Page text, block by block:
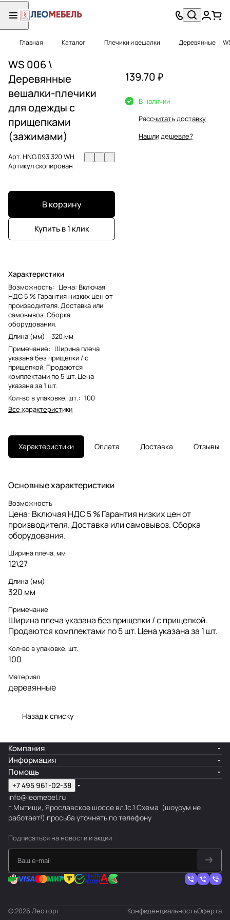
Главная Каталог Плечики и вешалки Деревянные
WS 006 \
Деревянные
вешалки-плечики
для одежды с
прищепками
(зажимами)
Арт.HNG.093.320.WH
Артикул скопирован
В корзину
Купить в 1 клик
Характеристики
Возможность: Цена: Включая
НДС 5 % Гарантия низких цен от
производителя. Доставка или
самовывоз. Сборка
оборудования.
Длина (мм) : 320 мм
Примечание: Ширина плеча
указана без прищепки / с
прищепкой. Продаются
комплектами по 5 шт. Цена
указана за 1 шт.
Кол-во в упаковке, шт.: 100
Все характеристики
139.70 ₽
В наличии
Рассчитать доставку
Нашли дешевле?
Характеристики Оплата Доставка Отзывы
Основные характеристики
Возможность
Цена: Включая НДС 5 % Гарантия низких цен от
производителя. Доставка или самовывоз. Сборка
оборудования.
Ширина плеча, мм
12\27
Длина (мм)
320 мм
Примечание
Ширина плеча указана без прищепки / с прищепкой.
Продаются комплектами по 5 шт. Цена указана за 1 шт.
Кол-во в упаковке, шт.
100
Материал
деревянные
Назад к списку
Компания
Информация
Помощь
+7 495 961-02-38
info@leomebel.ru
г.Мытищи, Ярославское шоссе вл.1с.1 Схема (шоурум не
работает!) просьба уточнять по телефону
Подписаться на новости и акции
© 2026 Леоторг КонфиденциальностьОферта